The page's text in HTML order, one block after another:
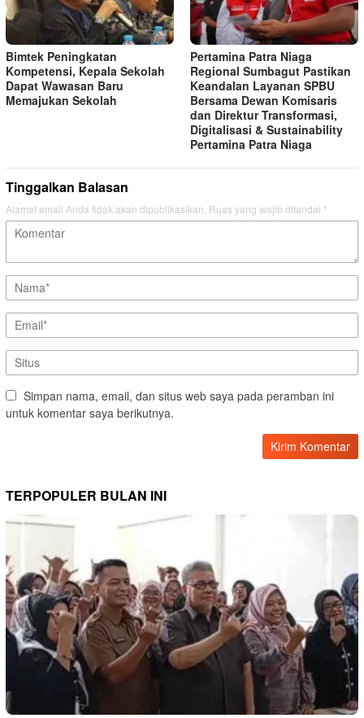
Bimtek Peningkatan
Kompetensi, Kepala Sekolah
Dapat Wawasan Baru
Memajukan Sekolah
Pertamina Patra Niaga
Regional Sumbagut Pastikan
Keandalan Layanan SPBU
Bersama Dewan Komisaris
dan Direktur Transformasi,
Digitalisasi & Sustainability
Pertamina Patra Niaga
Tinggalkan Balasan
Alamat email Anda tidak akan dipublikasikan. Ruas yang wajib ditandai *
Simpan nama, email, dan situs web saya pada peramban ini
untuk komentar saya berikutnya.
TERPOPULER BULAN INI